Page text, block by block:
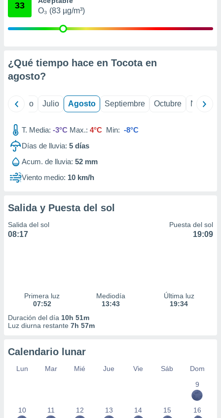
publicidad
1199
33
O₃ (83 µg/m³)
¿Qué tiempo hace en Tocota en
agosto?
Junio Julio Agosto Septiembre Octubre
T. Media: -3°C Max.: 4°C Min: -8°C
Días de lluvia: 5 días
Acum. de lluvia: 52 mm
Viento medio: 10 km/h
Salida y Puesta del sol
Salida del sol
08:17
Puesta del sol
19:09
Primera luz
07:52
Mediodía
13:43
Última luz
19:34
Duración del día 10h 51m
Luz diurna restante 7h 57m
Calendario lunar
Lun Mar Mié Jue Vie Sáb
Dom
9
10 11 12 13 14 15 16